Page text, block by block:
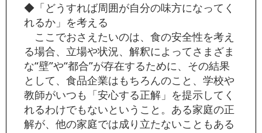
◆「どうすれば周囲が自分の味方になってく
れるか」を考える
ここでおさえたいのは、食の安全性を考え
る場合、立場や状況、解釈によってさまざま
な“壁”や“都合”が存在するために、その結果
として、食品企業はもちろんのこと、学校や
教師がいつも「安心する正解」を提示してく
れるわけでもないということ。ある家庭の正
解が、他の家庭では成り立たないこともある